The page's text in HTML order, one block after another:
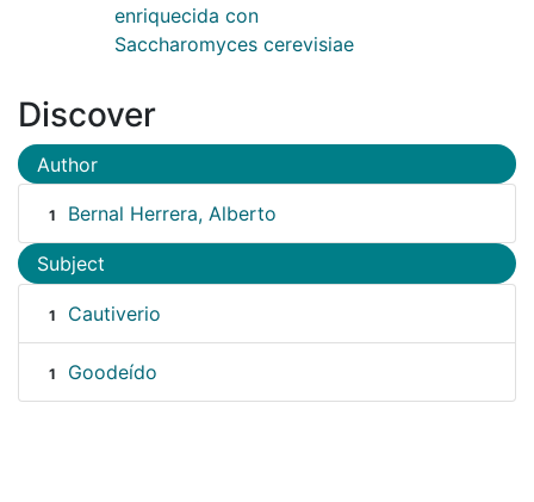
enriquecida con
Saccharomyces cerevisiae
Discover
Author
1 Bernal Herrera, Alberto
Subject
1 Cautiverio
1 Goodeído